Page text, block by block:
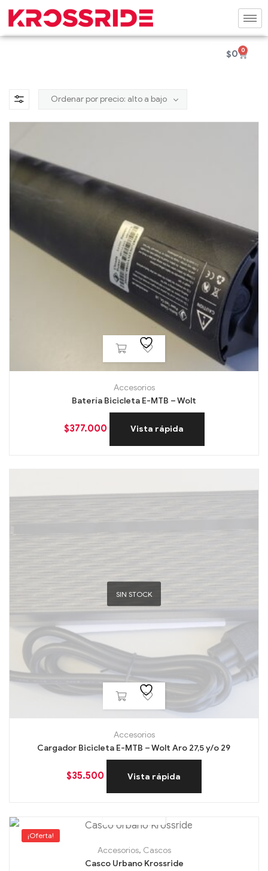
$0 0
Accesorios
Batería Bicicleta E-MTB – Wolt
$377.000 Vista rápida
SIN STOCK
Accesorios
Cargador Bicicleta E-MTB – Wolt Aro 27,5 y/o 29
$35.500 Vista rápida
¡Oferta!
Accesorios, Cascos
Casco Urbano Krossride